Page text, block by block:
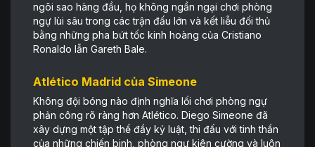
ngôi sao hàng đầu, họ không ngần ngại chơi phòng
ngự lùi sâu trong các trận đấu lớn và kết liễu đối thủ
bằng những pha bứt tốc kinh hoàng của Cristiano
Ronaldo lẫn Gareth Bale.
Atlético Madrid của Simeone
Không đội bóng nào định nghĩa lối chơi phòng ngự
phản công rõ ràng hơn Atlético. Diego Simeone đã
xây dựng một tập thể đầy kỷ luật, thi đấu với tinh thần
của những chiến binh, phòng ngự kiên cường và luôn